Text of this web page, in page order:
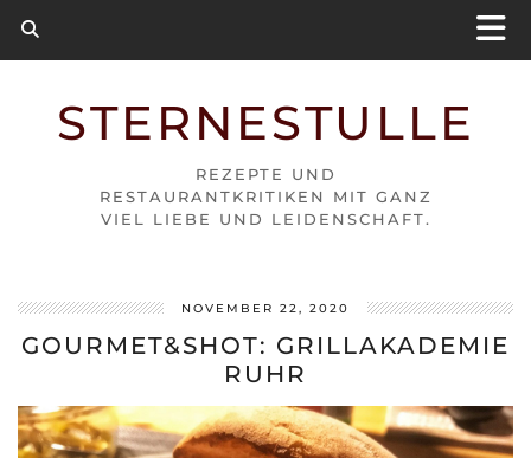
STERNESTULLE
REZEPTE UND
RESTAURANTKRITIKEN MIT GANZ
VIEL LIEBE UND LEIDENSCHAFT.
NOVEMBER 22, 2020
GOURMET&SHOT: GRILLAKADEMIE
RUHR